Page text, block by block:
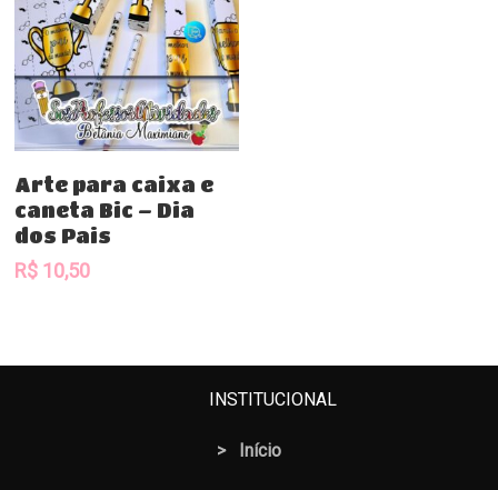
Comprar
Arte para caixa e
caneta Bic – Dia
dos Pais
R$ 10,50
INSTITUCIONAL
> Início